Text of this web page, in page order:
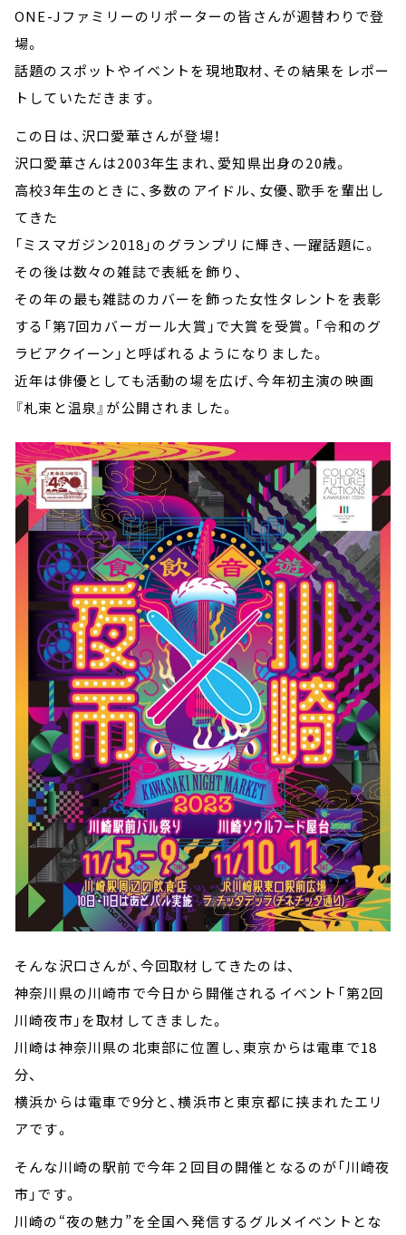
ONE-Jファミリーのリポーターの皆さんが週替わりで登
場。
話題のスポットやイベントを現地取材、その結果をレポー
トしていただきます。
この日は、沢口愛華さんが登場！
沢口愛華さんは2003年生まれ、愛知県出身の20歳。
高校3年生のときに、多数のアイドル、女優、歌手を輩出し
てきた
「ミスマガジン2018」のグランプリに輝き、一躍話題に。
その後は数々の雑誌で表紙を飾り、
その年の最も雑誌のカバーを飾った女性タレントを表彰
する「第7回カバーガール大賞」で大賞を受賞。「令和のグ
ラビアクイーン」と呼ばれるようになりました。
近年は俳優としても活動の場を広げ、今年初主演の映画
『札束と温泉』が公開されました。
そんな沢口さんが、今回取材してきたのは、
神奈川県の川崎市で今日から開催されるイベント「第2回
川崎夜市」を取材してきました。
川崎は神奈川県の北東部に位置し、東京からは電車で18
分、
横浜からは電車で9分と、横浜市と東京都に挟まれたエリ
アです。
そんな川崎の駅前で今年２回目の開催となるのが「川崎夜
市」です。
川崎の“夜の魅力”を全国へ発信するグルメイベントとな